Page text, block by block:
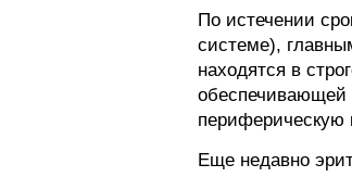
По истечении
системе),
находятся в
обеспечивающей
периферическую
Еще недавно